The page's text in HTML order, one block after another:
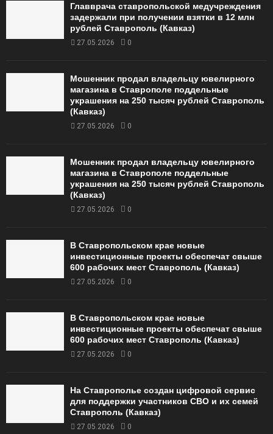
Главврача ставропольской медучреждения
задержали при получении взятки в 12 млн
рублей Ставрополь (Кавказ)
27.05.2026 0
Мошенник продал владельцу ювелирного
магазина в Ставрополе поддельные
украшения на 250 тысяч рублей Ставрополь
(Кавказ)
27.05.2026 0
Мошенник продал владельцу ювелирного
магазина в Ставрополе поддельные
украшения на 250 тысяч рублей Ставрополь
(Кавказ)
27.05.2026 0
В Ставропольском крае новые
инвестиционные проекты обеспечат свыше
600 рабочих мест Ставрополь (Кавказ)
27.05.2026 0
В Ставропольском крае новые
инвестиционные проекты обеспечат свыше
600 рабочих мест Ставрополь (Кавказ)
27.05.2026 0
На Ставрополье создан цифровой сервис
для поддержки участников СВО и их семей
Ставрополь (Кавказ)
27.05.2026 0